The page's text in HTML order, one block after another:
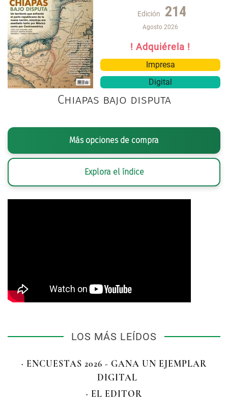
Edición 214
Agosto 2026
! Adquiérela !
Impresa
Digital
Chiapas bajo disputa
Más opciones de compra
Explora el índice
LOS MÁS LEÍDOS
· ENCUESTAS 2026 - GANA UN EJEMPLAR
DIGITAL
· EL EDITOR